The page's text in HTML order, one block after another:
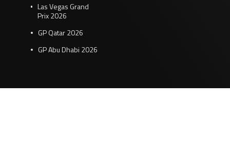
Las Vegas Grand
Prix 2026
GP Qatar 2026
GP Abu Dhabi 2026